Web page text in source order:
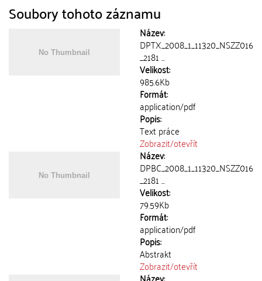
Soubory tohoto záznamu
Název:
DPTX_2008_1_11320_NSZZ016
_2181 ...
Velikost:
985.6Kb
Formát:
application/pdf
Popis:
Text práce
Zobrazit/otevřít
Název:
DPBC_2008_1_11320_NSZZ016
_2181 ...
Velikost:
79.59Kb
Formát:
application/pdf
Popis:
Abstrakt
Zobrazit/otevřít